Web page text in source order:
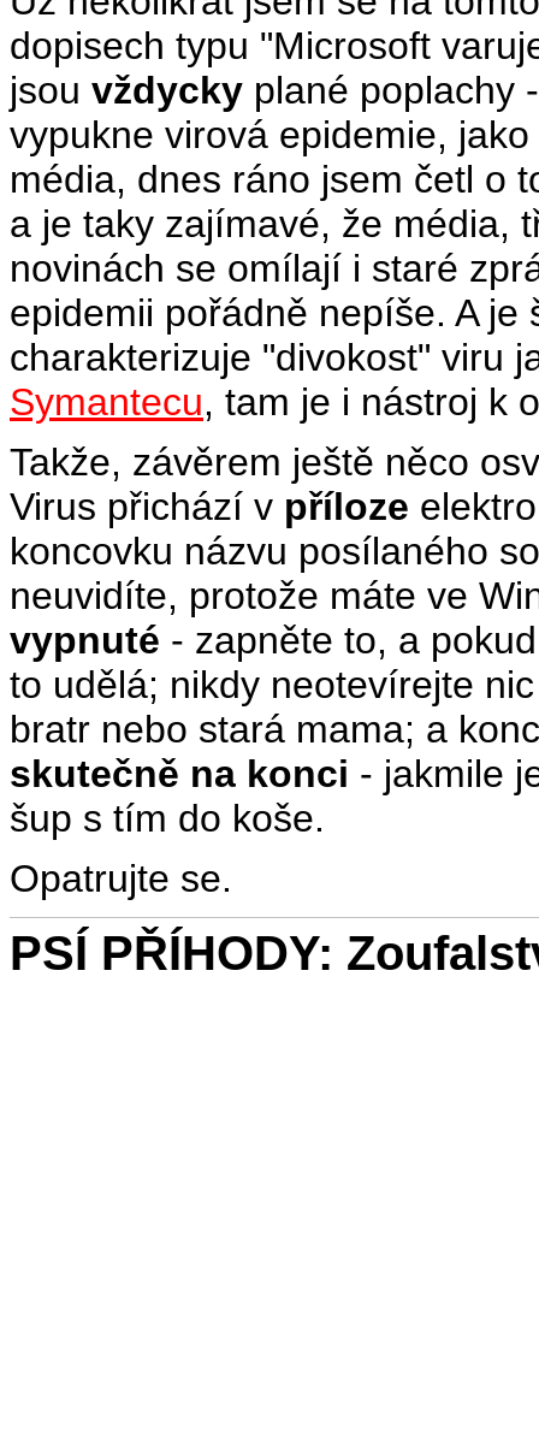
dopisech typu "Microsoft
jsou vždycky plané poplachy
vypukne virová epidemie,
média, dnes ráno jsem četl o
a je taky zajímavé, že média,
novinách se omílají i staré
epidemii pořádně nepíše. A je
charakterizuje "divokost" viru
Symantecu, tam je i nástroj k
Takže, závěrem ještě něco
Virus přichází v příloze
koncovku názvu posílaného
neuvidíte, protože máte ve
vypnuté - zapněte to, a
to udělá; nikdy neotevírejte
bratr nebo stará mama; a
skutečně na konci - jakmile
šup s tím do koše.
Opatrujte se.
PSÍ PŘÍHODY: